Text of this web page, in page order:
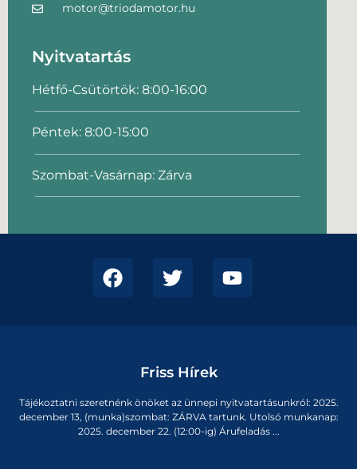
motor@triodamotor.hu
Nyitvatartás
Hétfő-Csütörtök: 8:00-16:00
Péntek: 8:00-15:00
Szombat-Vasárnap: Zárva
Friss Hírek
Tájékoztatni szeretnénk önöket az ünnepi nyitvatartásunkról: 2025.
december 13, (munka)szombat: ZÁRVA tartunk. Utolsó munkanap:
2025. december 22. (12:00-ig) Árufeladás ...